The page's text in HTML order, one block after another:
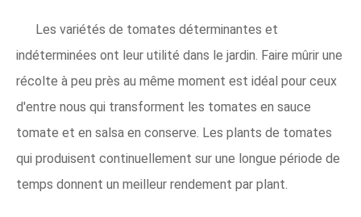
Les variétés de tomates déterminantes et
indéterminées ont leur utilité dans le jardin. Faire mûrir une
récolte à peu près au même moment est idéal pour ceux
d'entre nous qui transforment les tomates en sauce
tomate et en salsa en conserve. Les plants de tomates
qui produisent continuellement sur une longue période de
temps donnent un meilleur rendement par plant.